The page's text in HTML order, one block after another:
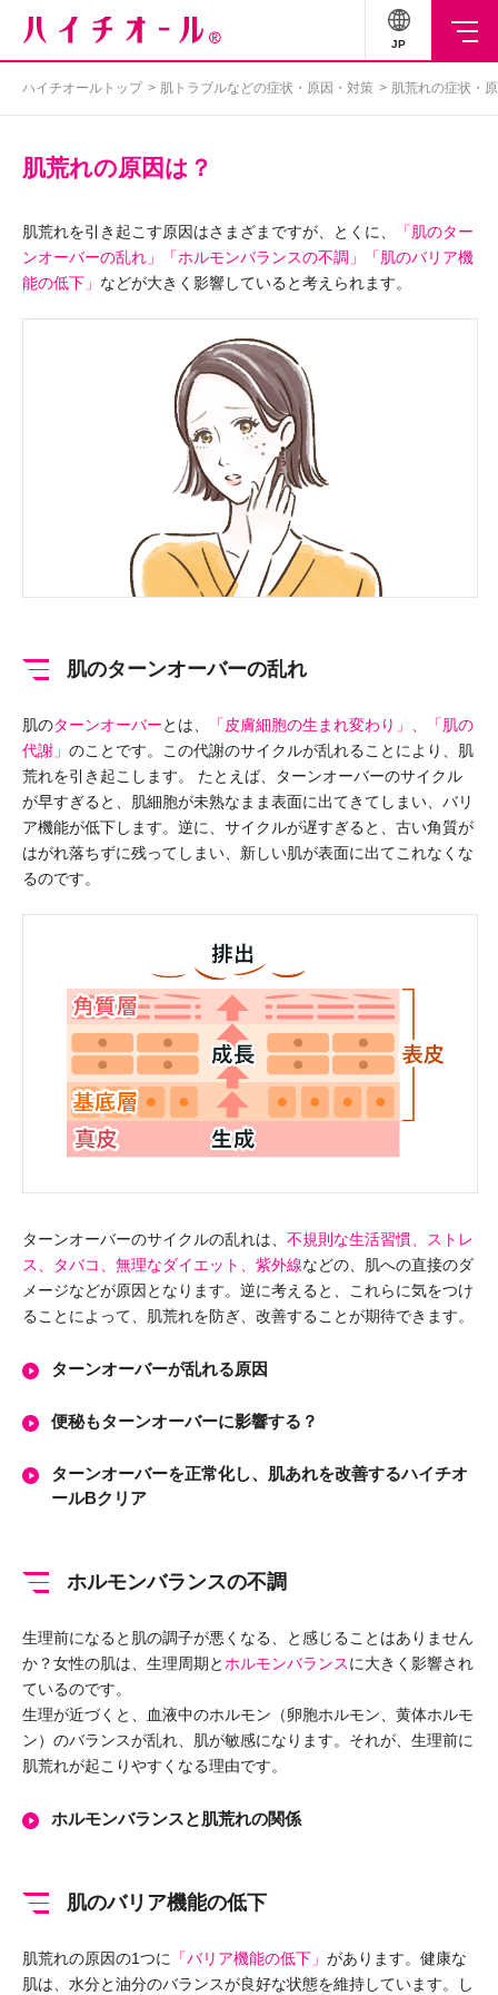
JP
ハイチオールトップ 肌トラブルなどの症状・原因・対策 肌荒れの症状・
肌荒れの原因は？
肌荒れを引き起こす原因はさまざまですが、とくに、
「肌のター
ンオーバーの乱れ」「ホルモンバランスの不調」「肌のバリア機
能の低下」 などが大きく影響していると考えられます。
肌のターンオーバーの乱れ
肌のターンオーバーとは、
「皮膚細胞の生まれ変わり」、「肌の
代謝」 のことです。この代謝のサイクルが乱れることにより、肌
荒れを引き起こします。 たとえば、ターンオーバーのサイクル
が早すぎると、肌細胞が未熟なまま表面に出てきてしまい、バリ
ア機能が低下します。逆に、サイクルが遅すぎると、古い角質が
はがれ落ちずに残ってしまい、新しい肌が表面に出てこれなくな
るのです。
ターンオーバーのサイクルの乱れは、 不規則な生活習慣、ストレ
ス、タバコ、無理なダイエット、紫外線などの、肌への直接のダ
メージなどが原因となります。逆に考えると、これらに気をつけ
ることによって、肌荒れを防ぎ、改善することが期待できます。
ターンオーバーが乱れる原因
便秘もターンオーバーに影響する？
ターンオーバーを正常化し、肌あれを改善するハイチオ
ールBクリア
ホルモンバランスの不調
生理前になると肌の調子が悪くなる、と感じることはありません
か？女性の肌は、生理周期と ホルモンバランスに大きく影響され
ているのです。
生理が近づくと、血液中のホルモン（卵胞ホルモン、黄体ホルモ
ン）のバランスが乱れ、肌が敏感になります。それが、生理前に
肌荒れが起こりやすくなる理由です。
ホルモンバランスと肌荒れの関係
肌のバリア機能の低下
肌荒れの原因の1つに 「バリア機能の低下」 があります。健康な
肌は、水分と油分のバランスが良好な状態を維持しています。し